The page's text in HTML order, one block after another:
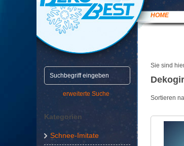
HOME
erweiterte Suche
Kategorien
Schnee-Imitate
Sie sind
Sortieren